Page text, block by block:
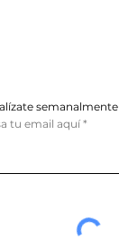
semanalmente
tu email aquí